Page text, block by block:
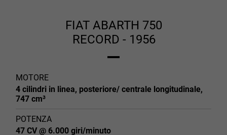
FIAT ABARTH 750
RECORD - 1956
MOTORE
4 cilindri in linea, posteriore/ centrale longitudinale,
747 cm³
POTENZA
47 CV @ 6.000 giri/minuto